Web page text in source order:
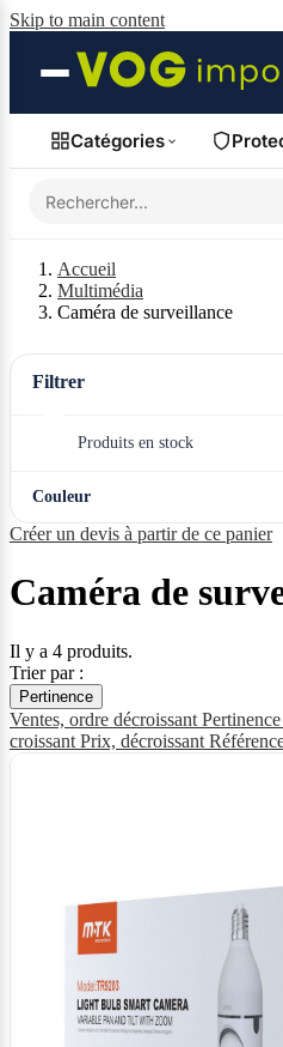
Skip to main content
Catégories
Accueil
Multimédia
Caméra de surveillance
Filtrer
Produits en stock
Couleur
Créer un devis à partir de ce panier
Caméra de
Il y a 4 produits.
Trier par :
Pertinence
Ventes, ordre décroissant Pertinence
croissant Prix, décroissant